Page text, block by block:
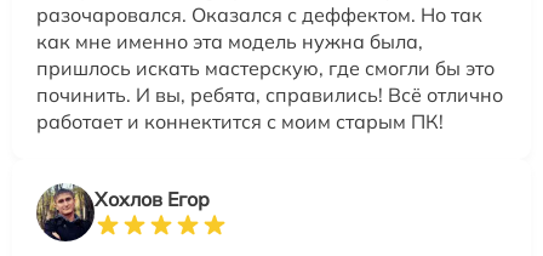
разочаровался. Оказался с деффектом. Но так
как мне именно эта модель нужна была,
пришлось искать мастерскую, где смогли бы это
починить. И вы, ребята, справились! Всё отлично
работает и коннектится с моим старым ПК!
Хохлов Егор